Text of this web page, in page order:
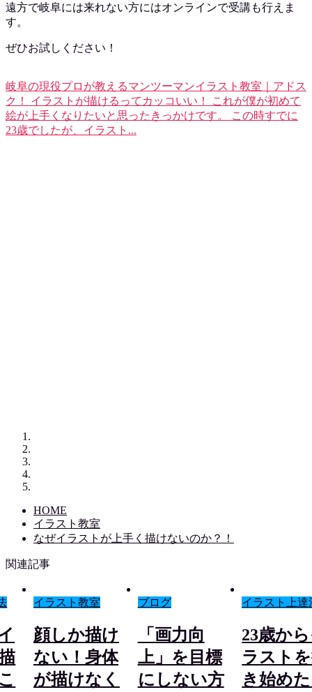
遠方で岐阜には来れない方にはオンラインで受講も行えま
す。
ぜひお試しください！
岐阜の現役プロが教えるマンツーマンイラスト教室｜アドス
ク！
イラストが描けるってカッコいい！ これが僕が初めて
絵が上手くなりたいと思ったきっかけです。 この時すでに
23歳でしたが、イラスト...
HOME
イラスト教室
なぜイラストが上手く描けないのか？！
関連記事
イラスト教室
顔しか描け
ない！身体
が描けなく
ブログ
「画力向
上」を目標
にしない方
イラスト上達
23歳か
ラスト
き始め